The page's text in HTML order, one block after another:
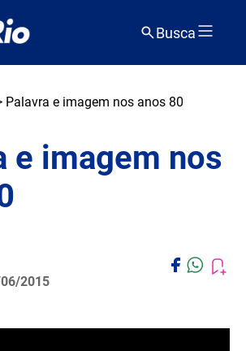
Busca
Palavra e imagem nos anos 80
e imagem nos
2015